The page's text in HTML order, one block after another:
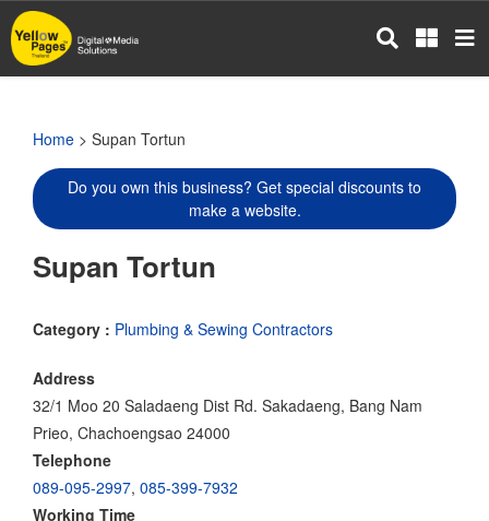
Skip
to
main
Home > Supan Tortun
Do you own this business? Get special discounts to
make a website.
Supan Tortun
Category : Plumbing & Sewing Contractors
Address
32/1 Moo 20 Saladaeng Dist Rd. Sakadaeng, Bang Nam
Prieo, Chachoengsao 24000
Telephone
089-095-2997, 085-399-7932
Working Time